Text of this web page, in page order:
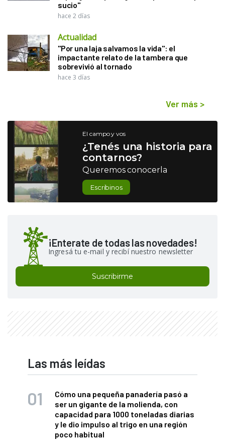
sucio"
hace 2 días
Actualidad
"Por una laja salvamos la vida": el
impactante relato de la tambera que
sobrevivió al tornado
hace 3 días
Ver más >
El campo y vos
¿Tenés una historia para
contarnos?
Queremos conocerla
Escribinos
¡Enterate de todas las novedades!
Ingresá tu e-mail y recibí nuestro newsletter
Suscribirme
Las más leídas
Cómo una pequeña panadería pasó a
ser un gigante de la molienda, con
capacidad para 1000 toneladas diarias
y le dio impulso al trigo en una región
poco habitual